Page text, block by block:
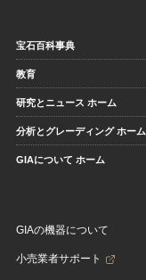
宝石百科事典
教育
研究とニュース ホーム
分析とグレーディング ホーム
GIAについて ホーム
GIAの機器について
小売業者サポート